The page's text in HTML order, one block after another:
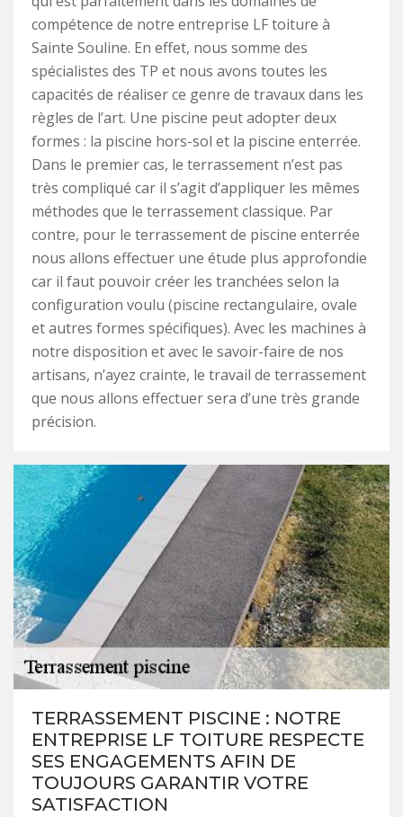
compétence de notre entreprise LF toiture à
Sainte Souline. En effet, nous somme des
spécialistes des TP et nous avons toutes les
capacités de réaliser ce genre de travaux dans les
règles de l’art. Une piscine peut adopter deux
formes : la piscine hors-sol et la piscine enterrée.
Dans le premier cas, le terrassement n’est pas
très compliqué car il s’agit d’appliquer les mêmes
méthodes que le terrassement classique. Par
contre, pour le terrassement de piscine enterrée
nous allons effectuer une étude plus approfondie
car il faut pouvoir créer les tranchées selon la
configuration voulu (piscine rectangulaire, ovale
et autres formes spécifiques). Avec les machines à
notre disposition et avec le savoir-faire de nos
artisans, n’ayez crainte, le travail de terrassement
que nous allons effectuer sera d’une très grande
précision.
TERRASSEMENT PISCINE : NOTRE
ENTREPRISE LF TOITURE RESPECTE
SES ENGAGEMENTS AFIN DE
TOUJOURS GARANTIR VOTRE
SATISFACTION